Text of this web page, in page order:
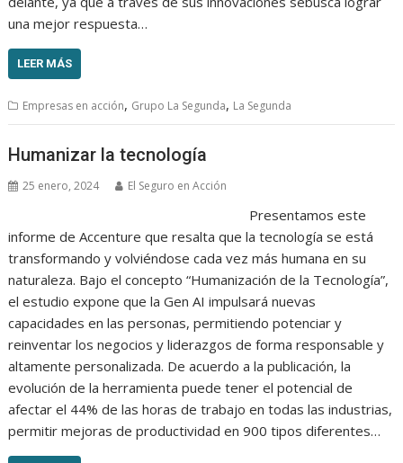
una mejor respuesta…
LEER MÁS
Empresas en acción, Grupo La Segunda, La Segunda
Humanizar la tecnología
25 enero, 2024 El Seguro en Acción
Presentamos este
informe de Accenture que resalta que la tecnología se está
transformando y volviéndose cada vez más humana en su
naturaleza. Bajo el concepto “Humanización de la Tecnología”,
el estudio expone que la Gen AI impulsará nuevas
capacidades en las personas, permitiendo potenciar y
reinventar los negocios y liderazgos de forma responsable y
altamente personalizada. De acuerdo a la publicación, la
evolución de la herramienta puede tener el potencial de
afectar el 44% de las horas de trabajo en todas las industrias,
permitir mejoras de productividad en 900 tipos diferentes…